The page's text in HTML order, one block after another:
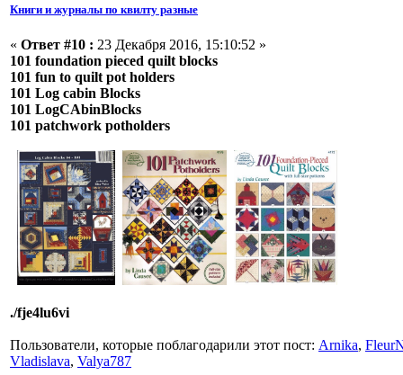
Книги и журналы по квилту разные
« Ответ #10 : 23 Декабря 2016, 15:10:52 »
101 foundation pieced quilt blocks
101 fun to quilt pot holders
101 Log cabin Blocks
101 LogCAbinBlocks
101 patchwork potholders
./fje4lu6vi
Пользователи, которые поблагодарили этот пост: Arnika,
Vladislava, Valya787